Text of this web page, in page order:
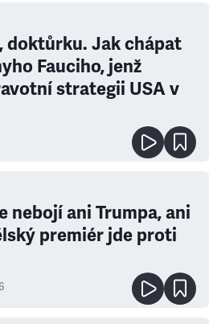
doktůrku. Jak chápat
Fauciho, jenž
strategii USA v
nebojí ani Trumpa, ani
premiér jde proti